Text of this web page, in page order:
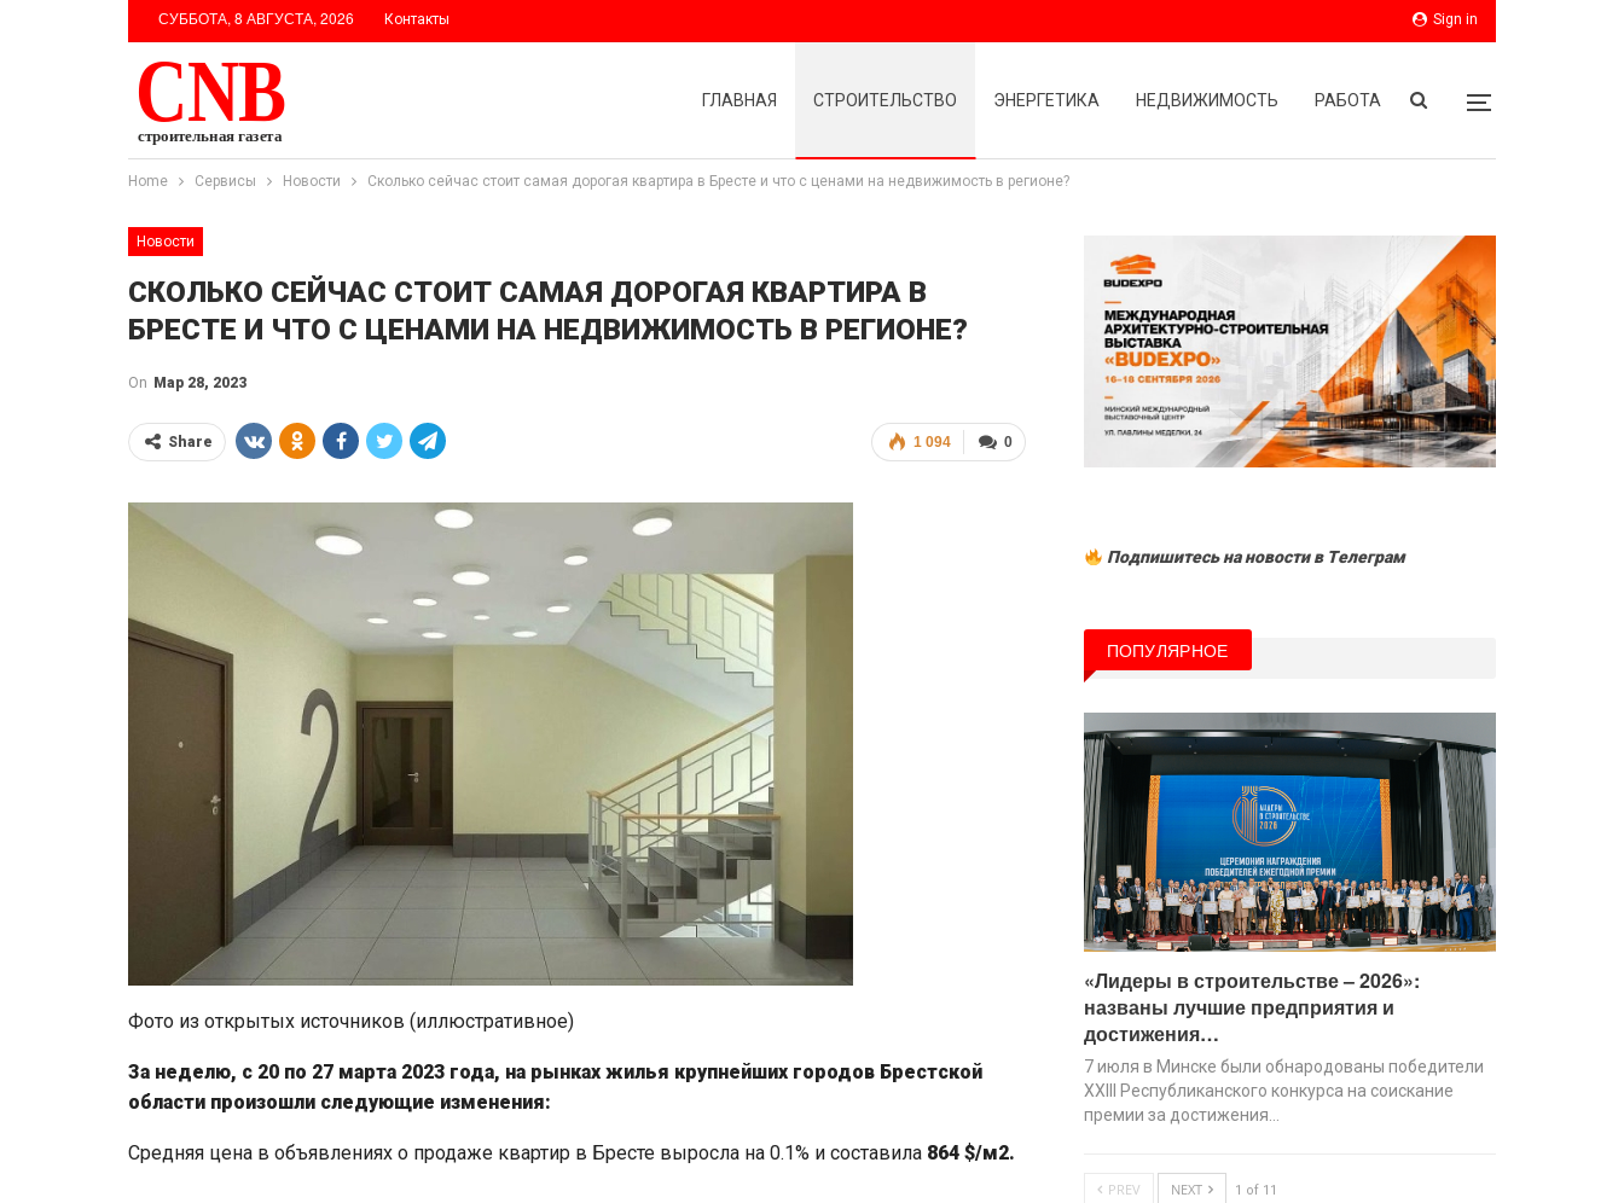
Sign in
СУББОТА, 8 АВГУСТА, 2026 Контакты
ГЛАВНАЯ СТРОИТЕЛЬСТВО ЭНЕРГЕТИКА НЕДВИЖИМОСТЬ РАБОТА
Home Сервисы Новости Сколько сейчас стоит самая дорогая квартира в Бресте и что с ценами на недвижимость в регионе?
Новости
СКОЛЬКО СЕЙЧАС СТОИТ САМАЯ ДОРОГАЯ КВАРТИРА В
БРЕСТЕ И ЧТО С ЦЕНАМИ НА НЕДВИЖИМОСТЬ В РЕГИОНЕ?
On Мар 28, 2023
0
1 094
Share
Фото из открытых источников (иллюстративное)
За неделю, с 20 по 27 марта 2023 года, на рынках жилья крупнейших городов Брестской
области произошли следующие изменения:
Средняя цена в объявлениях о продаже квартир в Бресте выросла на 0.1% и составила 864 $/м2.
Подпишитесь на новости в Tелеграм
ПОПУЛЯРНОЕ
«Лидеры в строительстве – 2026»:
названы лучшие предприятия и
достижения…
7 июля в Минске были обнародованы победители
XХIII Республиканского конкурса на соискание
премии за достижения…
PREV NEXT 1 of 11